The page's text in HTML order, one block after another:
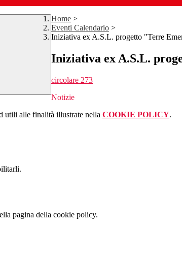
Home >
Eventi Calendario >
Iniziativa ex A.S.L. progetto "Terre
Iniziativa ex A.S.L.
circolare 273
Notizie
utili alle finalità illustrate nella COOKIE POLICY.
pagina della cookie policy.